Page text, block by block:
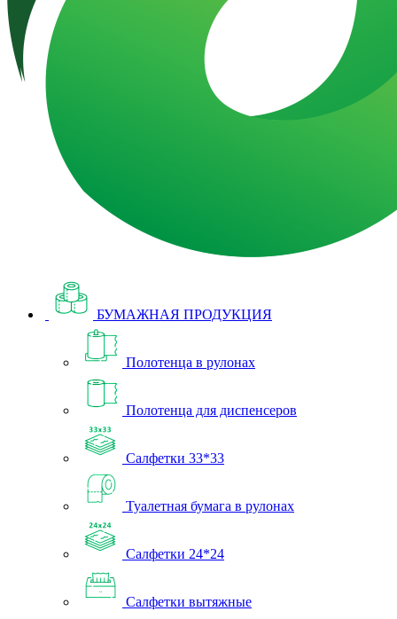
БУМАЖНАЯ ПРОДУКЦИЯ
Полотенца в рулонах
Полотенца для диспенсеров
Салфетки 33*33
Туалетная бумага в рулонах
Салфетки 24*24
Салфетки вытяжные